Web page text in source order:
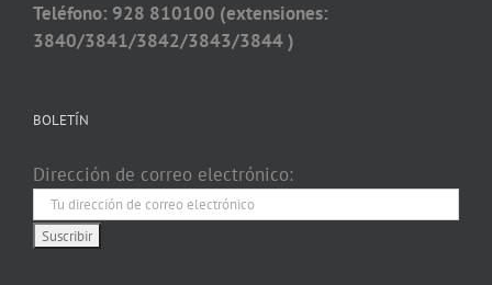
Teléfono: 928 810100 (extensiones:
3840/3841/3842/3843/3844 )
BOLETÍN
Dirección de correo electrónico: